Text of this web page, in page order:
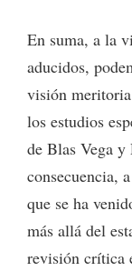
En suma, a la
aducidos,
visión meritoria
los estudios
de Blas Vega y
consecuencia,
que se ha
más allá del
revisión crítica